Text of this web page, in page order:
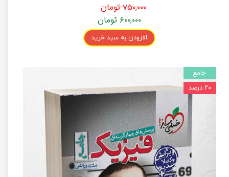
۷۵۰,۰۰۰ تومان
۶۰۰,۰۰۰ تومان
افزودن به سبد خرید
جامع
۲۰ درصد